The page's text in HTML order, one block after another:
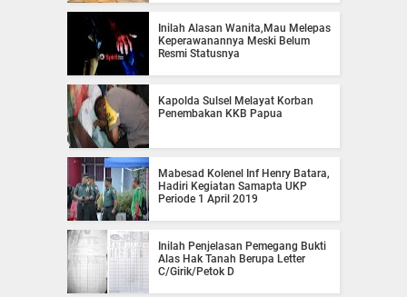
Inilah Alasan Wanita,Mau Melepas
Keperawanannya Meski Belum
Resmi Statusnya
Kapolda Sulsel Melayat Korban
Penembakan KKB Papua
Mabesad Kolenel Inf Henry Batara,
Hadiri Kegiatan Samapta UKP
Periode 1 April 2019
Inilah Penjelasan Pemegang Bukti
Alas Hak Tanah Berupa Letter
C/Girik/Petok D